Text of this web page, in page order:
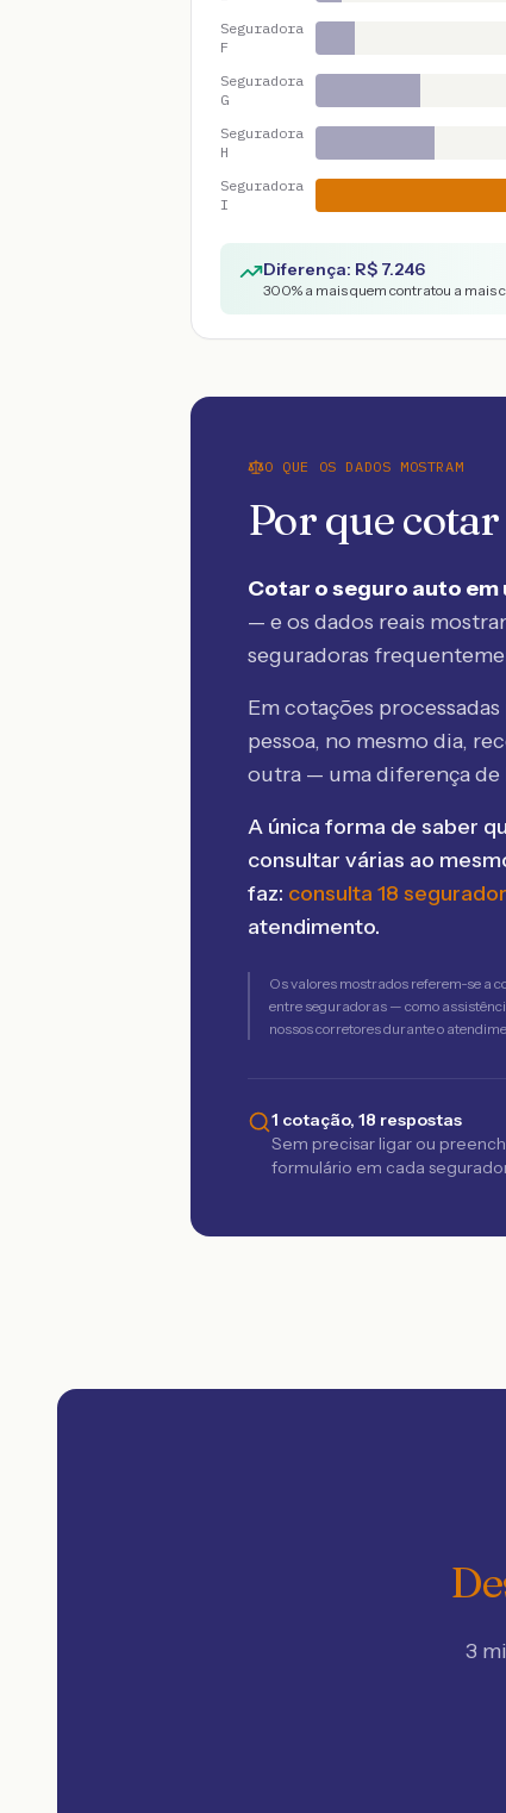
Seguradora
F
Seguradora
G
Seguradora
H
Seguradora
I
Diferença: R$ 7.246
300% a mais quem contratou a mais
O QUE OS DADOS MOSTRAM
Por que
Cotar o seguro auto
— e os dados reais
seguradoras
Em cotações
pessoa, no mesmo dia,
outra — uma diferença de
A única forma de saber
consultar várias ao
faz: consulta 18
atendimento.
Os valores mostrados referem-se a
entre seguradoras — como
nossos corretores durante o
1 cotação, 18 respostas
Sem precisar ligar ou
formulário em cada
3